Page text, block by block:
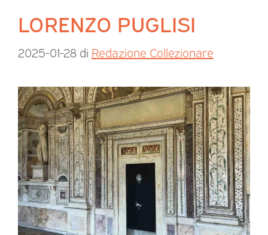
LORENZO PUGLISI
2025-01-28 di Redazione Collezionare